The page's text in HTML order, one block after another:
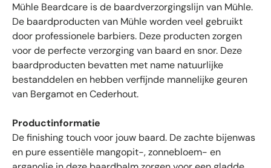
s
t
e
e
n
i
e
b
e
r
d
e
Mühle Beardcare is de baardverzorgingslijn van Mühle.
De baardproducten van Mühle worden veel gebruikt
door professionele barbiers. Deze producten zorgen
voor de perfecte verzorging van baard en snor. Deze
baardproducten bevatten met name natuurlijke
bestanddelen en hebben verfijnde mannelijke geuren
van Bergamot en Cederhout.
Productinformatie
De finishing touch voor jouw baard. De zachte bijenwas
en pure essentiële mangopit-, zonnebloem- en